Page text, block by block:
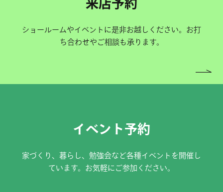
来店予約
ショールームやイベントに是非お越しください。お打
ち合わせやご相談も承ります。
イベント予約
家づくり、暮らし、勉強会など各種イベントを開催し
ています。お気軽にご参加ください。